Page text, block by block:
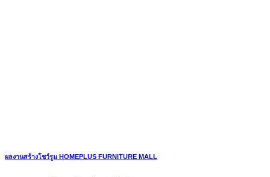
ผลงานสร้างโชว์รูม HOMEPLUS FURNITURE MALL